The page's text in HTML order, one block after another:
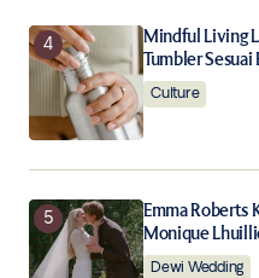
Mindful Living
Tumbler
Culture
Emma Roberts
Monique
Dewi Wedding